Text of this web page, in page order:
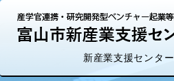
新産業支援センター